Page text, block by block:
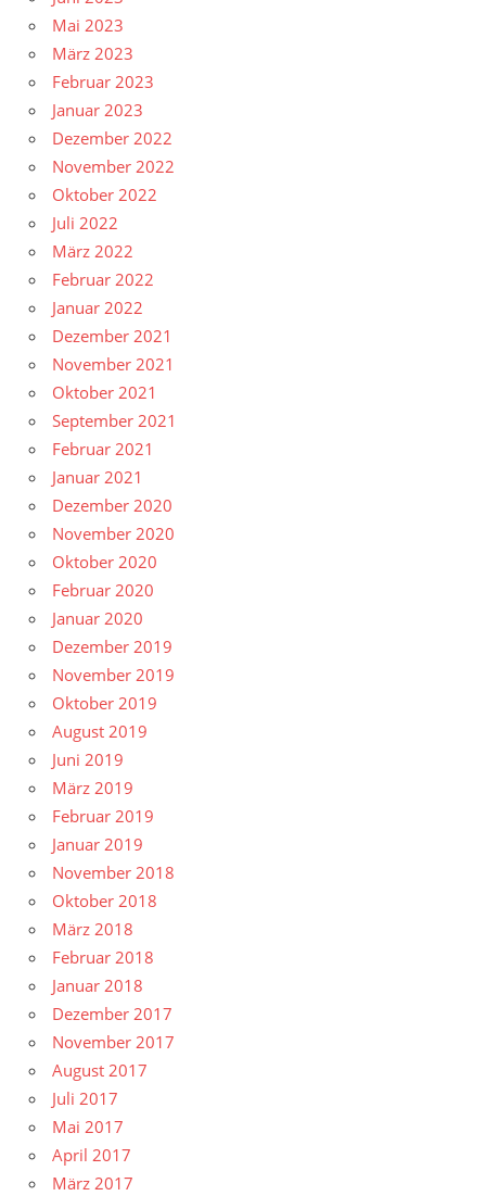
Mai 2023
März 2023
Februar 2023
Januar 2023
Dezember 2022
November 2022
Oktober 2022
Juli 2022
März 2022
Februar 2022
Januar 2022
Dezember 2021
November 2021
Oktober 2021
September 2021
Februar 2021
Januar 2021
Dezember 2020
November 2020
Oktober 2020
Februar 2020
Januar 2020
Dezember 2019
November 2019
Oktober 2019
August 2019
Juni 2019
März 2019
Februar 2019
Januar 2019
November 2018
Oktober 2018
März 2018
Februar 2018
Januar 2018
Dezember 2017
November 2017
August 2017
Juli 2017
Mai 2017
April 2017
März 2017